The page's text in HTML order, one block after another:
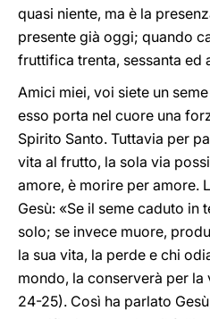
quasi niente, ma è la
presente già oggi; quando
fruttifica trenta, sessanta ed
Amici miei, voi siete un
esso porta nel cuore una
Spirito Santo. Tuttavia per
vita al frutto, la sola via
amore, è morire per amore.
Gesù: «Se il seme caduto in
solo; se invece muore,
la sua vita, la perde e chi
mondo, la conserverà per la
24-25). Così ha parlato